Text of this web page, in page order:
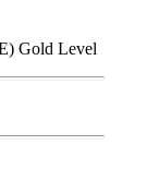
Gold Level